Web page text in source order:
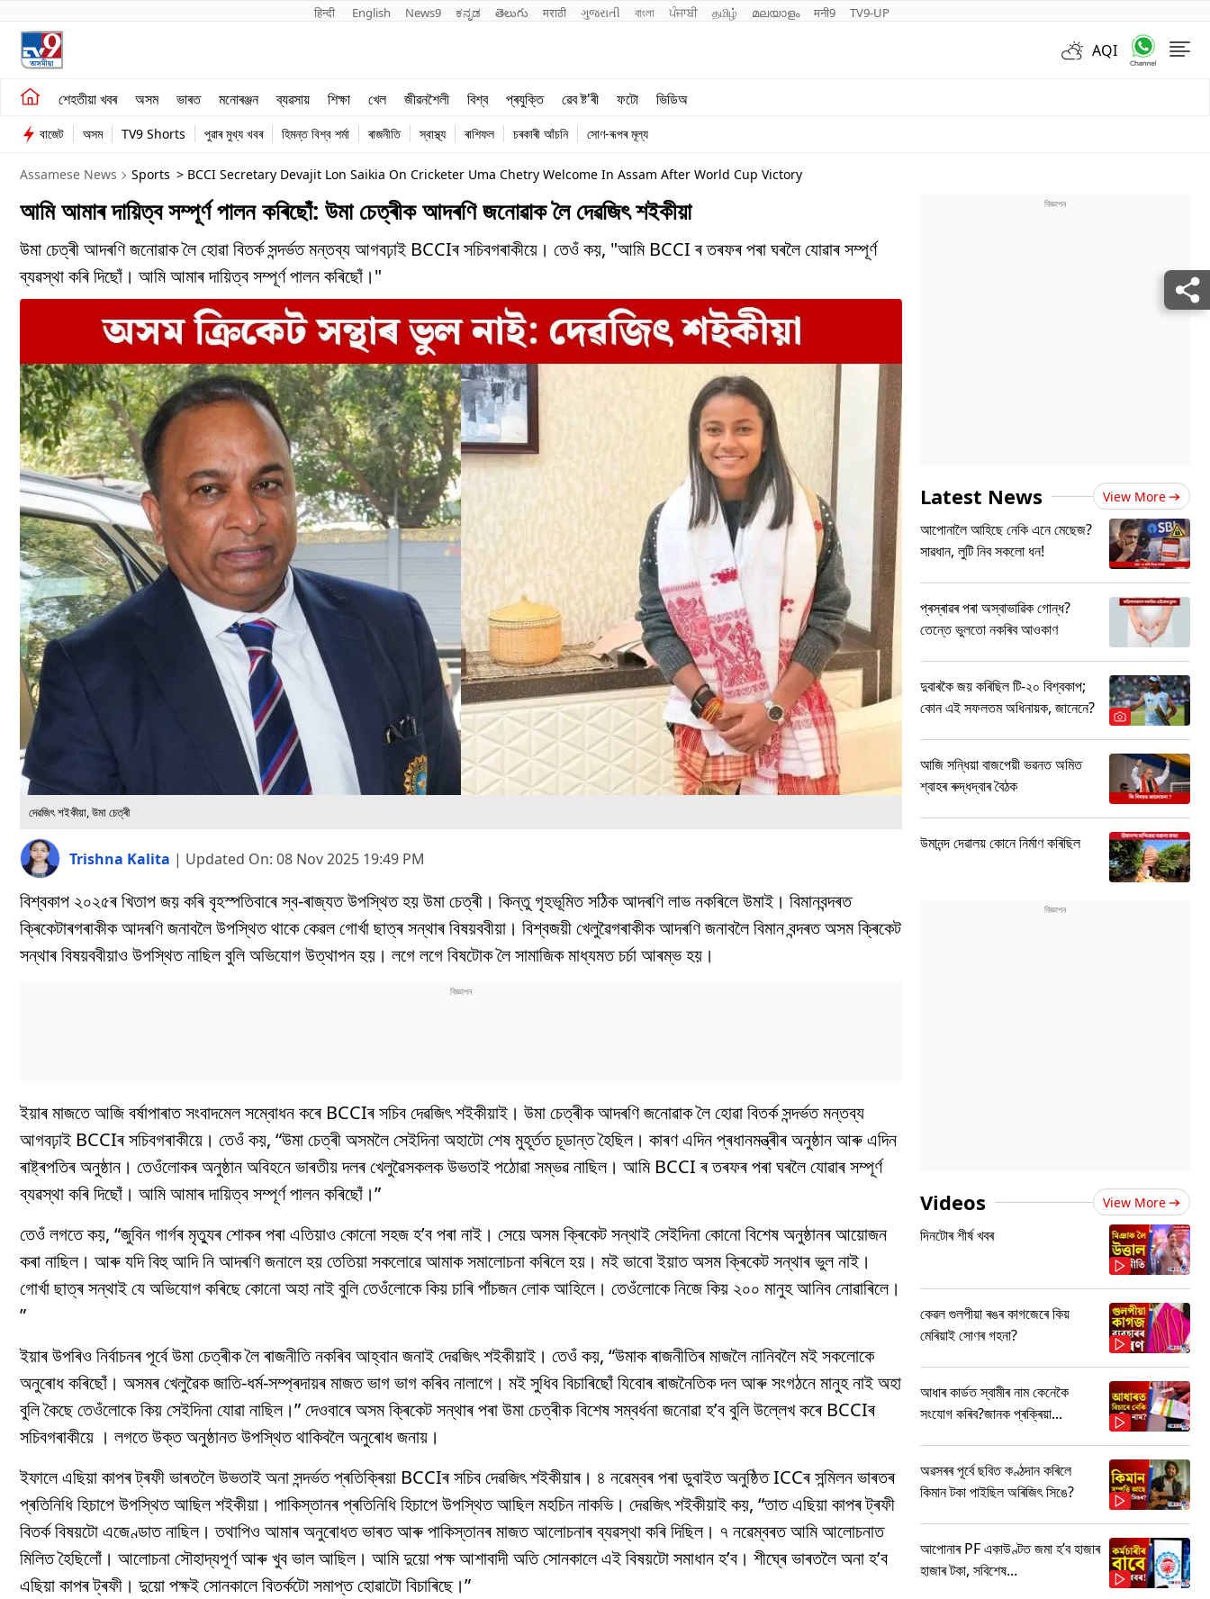
हिन्दी English News9 ಕನ್ನಡ తెలుగు मराठी ગુજરાતી বাংলা ਪੰਜਾਬੀ தமிழ் മലയാളം मनी9 TV9-UP
AQI
শেহতীয়া খবৰ অসম ভাৰত মনোৰঞ্জন ব্যৱসায় শিক্ষা খেল জীৱনশৈলী বিশ্ব প্ৰযুক্তি ৱেব ষ্ট'ৰী ফটো ভিডিঅ
শেহতীয়া খবৰ
অসম
ভাৰত
ব্যৱসায়
খেল
জীৱনশৈলী
বাজেট অসম TV9 Shorts পুৱাৰ মুখ্য খবৰ হিমন্ত বিশ্ব শৰ্মা ৰাজনীতি স্বাস্থ্য ৰাশিফল চৰকাৰী আঁচনি সোণ-ৰূপৰ মূল্য
Assamese News Sports > BCCI Secretary Devajit Lon Saikia On Cricketer Uma Chetry Welcome In Assam After World Cup Victory
আমি আমাৰ দায়িত্ব সম্পূৰ্ণ পালন কৰিছোঁ: উমা চেত্ৰীক আদৰণি জনোৱাক লৈ দেৱজিৎ শইকীয়া
উমা চেত্ৰী আদৰণি জনোৱাক লৈ হোৱা বিতৰ্ক সন্দৰ্ভত মন্তব্য আগবঢ়াই BCCIৰ সচিবগৰাকীয়ে। তেওঁ কয়, "আমি BCCI ৰ তৰফৰ পৰা ঘৰলৈ যোৱাৰ সম্পূৰ্ণ
ব্যৱস্থা কৰি দিছোঁ। আমি আমাৰ দায়িত্ব সম্পূৰ্ণ পালন কৰিছোঁ।"
দেৱজিৎ শইকীয়া, উমা চেত্ৰী
Trishna Kalita | Updated On: 08 Nov 2025 19:49 PM
বিশ্বকাপ ২০২৫ৰ খিতাপ জয় কৰি বৃহস্পতিবাৰে স্ব-ৰাজ্যত উপস্থিত হয় উমা চেত্ৰী। কিন্তু গৃহভূমিত সঠিক আদৰণি লাভ নকৰিলে উমাই। বিমানবন্দৰত
ক্ৰিকেটাৰগৰাকীক আদৰণি জনাবলৈ উপস্থিত থাকে কেৱল গোৰ্খা ছাত্ৰ সন্থাৰ বিষয়ববীয়া। বিশ্বজয়ী খেলুৱৈগৰাকীক আদৰণি জনাবলৈ বিমান বন্দৰত অসম ক্ৰিকেট
সন্থাৰ বিষয়ববীয়াও উপস্থিত নাছিল বুলি অভিযোগ উত্থাপন হয়। লগে লগে বিষটোক লৈ সামাজিক মাধ্যমত চৰ্চা আৰম্ভ হয়।
ইয়াৰ মাজতে আজি বৰ্ষাপাৰাত সংবাদমেল সম্বোধন কৰে BCCIৰ সচিব দেৱজিৎ শইকীয়াই। উমা চেত্ৰীক আদৰণি জনোৱাক লৈ হোৱা বিতৰ্ক সন্দৰ্ভত মন্তব্য
আগবঢ়াই BCCIৰ সচিবগৰাকীয়ে। তেওঁ কয়, “উমা চেত্ৰী অসমলৈ সেইদিনা অহাটো শেষ মুহূৰ্তত চূডান্ত হৈছিল। কাৰণ এদিন প্ৰধানমন্ত্ৰীৰ অনুষ্ঠান আৰু এদিন
ৰাষ্ট্ৰপতিৰ অনুষ্ঠান। তেওঁলোকৰ অনুষ্ঠান অবিহনে ভাৰতীয় দলৰ খেলুৱৈসকলক উভতাই পঠোৱা সম্ভৱ নাছিল। আমি BCCI ৰ তৰফৰ পৰা ঘৰলৈ যোৱাৰ সম্পূৰ্ণ
ব্যৱস্থা কৰি দিছোঁ। আমি আমাৰ দায়িত্ব সম্পূৰ্ণ পালন কৰিছোঁ।”
তেওঁ লগতে কয়, “জুবিন গাৰ্গৰ মৃত্যুৰ শোকৰ পৰা এতিয়াও কোনো সহজ হ’ব পৰা নাই। সেয়ে অসম ক্ৰিকেট সন্থাই সেইদিনা কোনো বিশেষ অনুষ্ঠানৰ আয়োজন
কৰা নাছিল। আৰু যদি বিহু আদি নি আদৰণি জনালে হয় তেতিয়া সকলোৱে আমাক সমালোচনা কৰিলে হয়। মই ভাবো ইয়াত অসম ক্ৰিকেট সন্থাৰ ভুল নাই।
গোৰ্খা ছাত্ৰ সন্থাই যে অভিযোগ কৰিছে কোনো অহা নাই বুলি তেওঁলোকে কিয় চাৰি পাঁচজন লোক আহিলে। তেওঁলোকে নিজে কিয় ২০০ মানুহ আনিব নোৱাৰিলে।
”
ইয়াৰ উপৰিও নিৰ্বাচনৰ পূৰ্বে উমা চেত্ৰীক লৈ ৰাজনীতি নকৰিব আহ্বান জনাই দেৱজিৎ শইকীয়াই। তেওঁ কয়, “উমাক ৰাজনীতিৰ মাজলৈ নানিবলৈ মই সকলোকে
অনুৰোধ কৰিছোঁ। অসমৰ খেলুৱৈক জাতি-ধৰ্ম-সম্প্ৰদায়ৰ মাজত ভাগ ভাগ কৰিব নালাগে। মই সুধিব বিচাৰিছোঁ যিবোৰ ৰাজনৈতিক দল আৰু সংগঠনে মানুহ নাই অহা
বুলি কৈছে তেওঁলোকে কিয় সেইদিনা যোৱা নাছিল।” দেওবাৰে অসম ক্ৰিকেট সন্থাৰ পৰা উমা চেত্ৰীক বিশেষ সম্বৰ্ধনা জনোৱা হ’ব বুলি উল্লেখ কৰে BCCIৰ
সচিবগৰাকীয়ে । লগতে উক্ত অনুষ্ঠানত উপস্থিত থাকিবলৈ অনুৰোধ জনায়।
ইফালে এছিয়া কাপৰ ট্ৰফী ভাৰতলৈ উভতাই অনা সন্দৰ্ভত প্ৰতিক্ৰিয়া BCCIৰ সচিব দেৱজিৎ শইকীয়াৰ। ৪ নৱেম্বৰ পৰা ডুবাইত অনুষ্ঠিত ICCৰ সন্মিলন ভাৰতৰ
প্ৰতিনিধি হিচাপে উপস্থিত আছিল শইকীয়া। পাকিস্তানৰ প্ৰতিনিধি হিচাপে উপস্থিত আছিল মহচিন নাকভি। দেৱজিৎ শইকীয়াই কয়, “তাত এছিয়া কাপৰ ট্ৰফী
বিতৰ্ক বিষয়টো এজেণ্ডাত নাছিল। তথাপিও আমাৰ অনুৰোধত ভাৰত আৰু পাকিস্তানৰ মাজত আলোচনাৰ ব্যৱস্থা কৰি দিছিল। ৭ নৱেম্বৰত আমি আলোচনাত
মিলিত হৈছিলোঁ। আলোচনা সৌহাদ্যপূৰ্ণ আৰু খুব ভাল আছিল। আমি দুয়ো পক্ষ আশাবাদী অতি সোনকালে এই বিষয়টো সমাধান হ’ব। শীঘ্ৰে ভাৰতলৈ অনা হ’ব
এছিয়া কাপৰ ট্ৰফী। দুয়ো পক্ষই সোনকালে বিতৰ্কটো সমাপ্ত হোৱাটো বিচাৰিছে।”
Latest News View More
আপোনালৈ আহিছে নেকি এনে মেছেজ?
সাৱধান, লুটি নিব সকলো ধন!
প্ৰস্ৰাৱৰ পৰা অস্বাভাৱিক গোন্ধ?
তেন্তে ভুলতো নকৰিব আওকাণ
দুবাৰকৈ জয় কৰিছিল টি-২০ বিশ্বকাপ;
কোন এই সফলতম অধিনায়ক, জানেনে?
আজি সন্ধিয়া বাজপেয়ী ভৱনত অমিত
শ্বাহৰ ৰুদ্ধদ্বাৰ বৈঠক
উমানন্দ দেৱালয় কোনে নিৰ্মাণ কৰিছিল
Videos View More
দিনটোৰ শীৰ্ষ খবৰ
কেৱল গুলপীয়া ৰঙৰ কাগজেৰে কিয়
মেৰিয়াই সোণৰ গহনা?
আধাৰ কাৰ্ডত স্বামীৰ নাম কেনেকৈ
সংযোগ কৰিব?জানক প্ৰক্ৰিয়া...
অৱসৰৰ পূৰ্বে ছবিত কণ্ঠদান কৰিলে
কিমান টকা পাইছিল অৰিজিৎ সিঙে?
আপোনাৰ PF একাউণ্টত জমা হ’ব হাজাৰ
হাজাৰ টকা, সবিশেষ...